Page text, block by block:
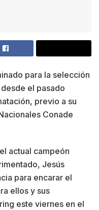
para la selección
el pasado
previo a su
Conade
actual campeón
Jesús
para encarar el
ellos y sus
este viernes en el